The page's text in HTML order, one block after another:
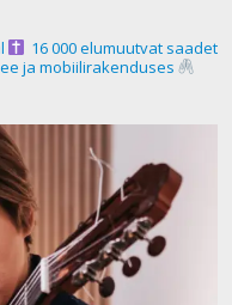
16 000 elumuutvat saadet
ja mobiilirakenduses